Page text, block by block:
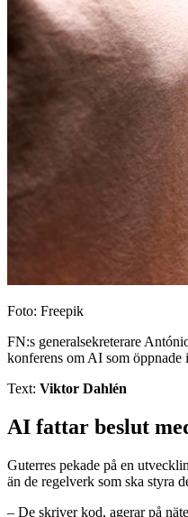
Foto: Freepik
FN:s generalsekreterare
konferens om AI som öppnade
Text: Viktor Dahlén
AI fattar beslut
Guterres pekade på en
än de regelverk som ska styra
– De skriver kod, agerar på